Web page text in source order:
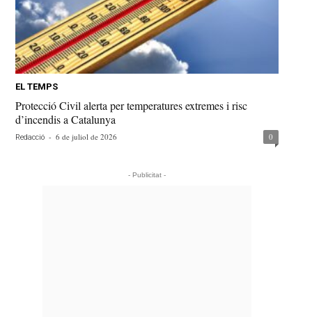
EL TEMPS
Protecció Civil alerta per temperatures extremes i risc
d’incendis a Catalunya
Redacció - 6 de juliol de 2026 0
- Publicitat -